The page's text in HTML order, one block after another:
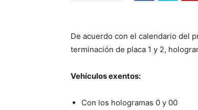
De acuerdo con el calendario del
terminación de placa 1 y 2,
Vehículos exentos:
Con los hologramas 0 y 00